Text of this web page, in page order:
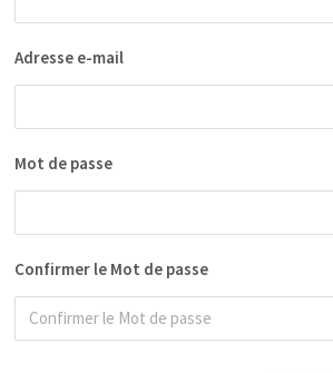
Adresse e-mail
Mot de passe
Confirmer le Mot de passe